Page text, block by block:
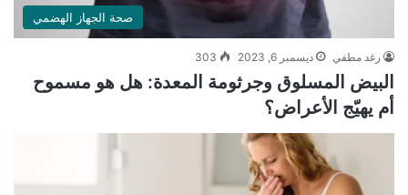
صحة الجهاز الهضمي
رغد مطفي ديسمبر 6, 2023 303
البيض المسلوق وجرثومة المعدة: هل هو مسموح
أم يهيّج الأعراض؟